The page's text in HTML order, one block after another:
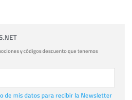
y códigos descuento que tenemos
de mis datos para recibir la Newsletter